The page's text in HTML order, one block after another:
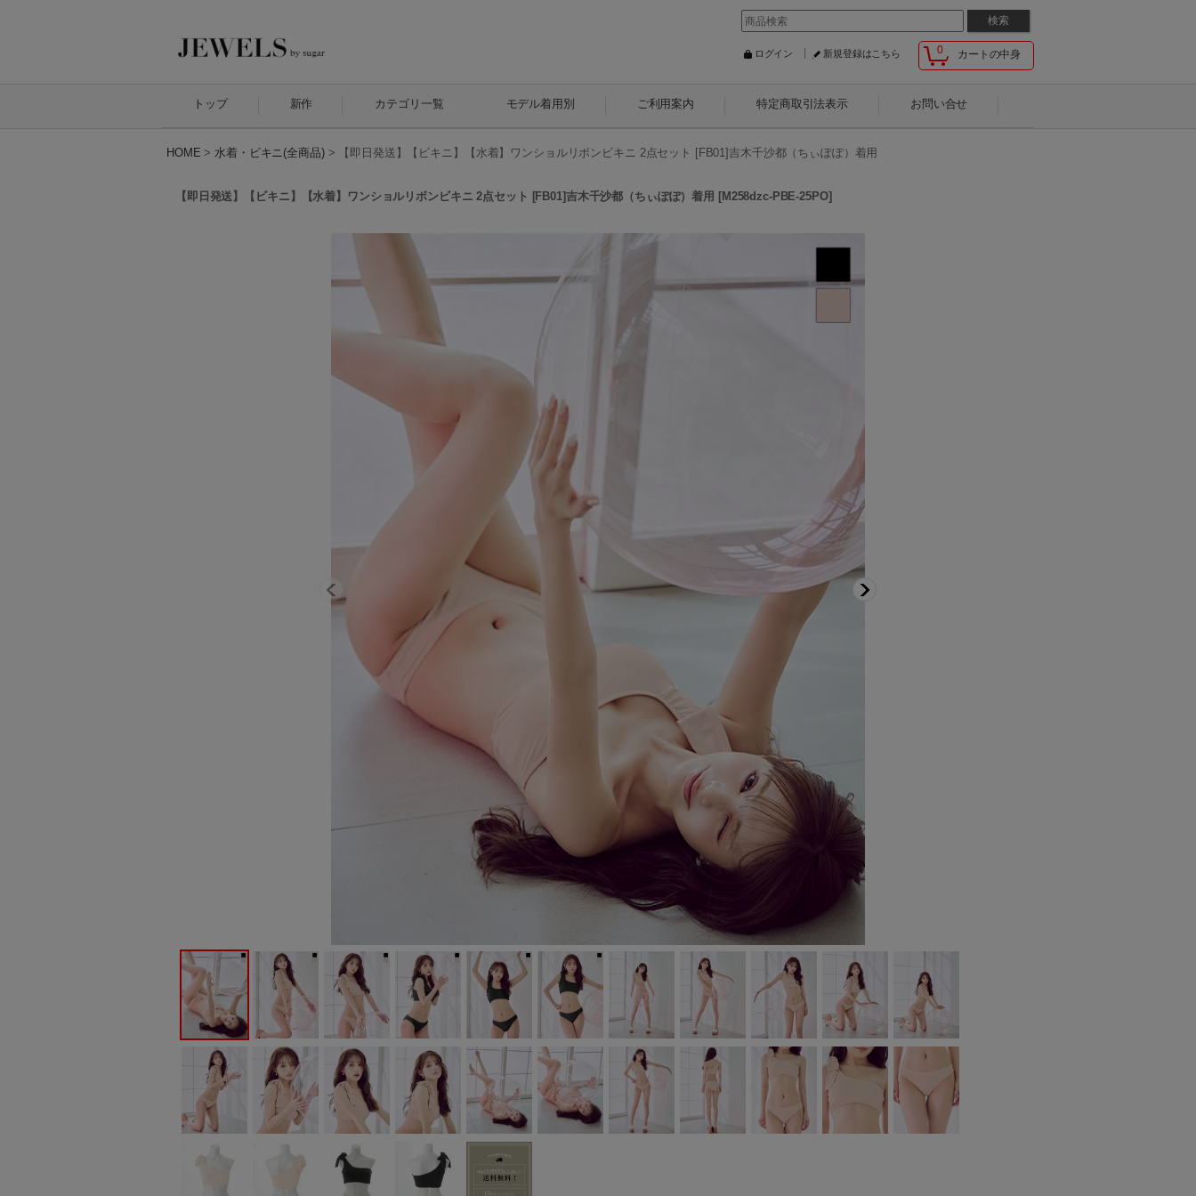
0 カートの中身
ログイン 新規登録はこちら
トップ 新作 カテゴリ一覧 モデル着用別 ご利用案内 特定商取引法表示 お問い合せ
HOME > 水着・ビキニ(全商品) > 【即日発送】【ビキニ】【水着】ワンショルリボンビキニ 2点セット [FB01]吉木千沙都（ちぃぽぽ）着用
【即日発送】【ビキニ】【水着】ワンショルリボンビキニ 2点セット [FB01]吉木千沙都（ちぃぽぽ）着用 [M258dzc-PBE-25PO]